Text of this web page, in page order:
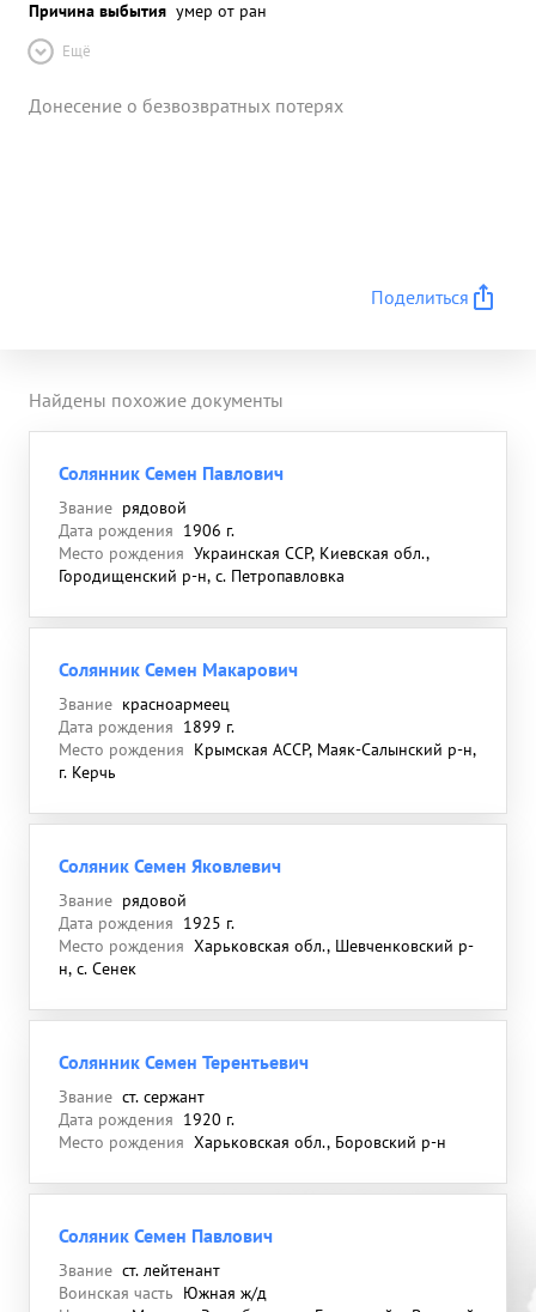
Причина выбытия умер от ран
Ещё
Донесение о безвозвратных потерях
Поделиться
Найдены похожие документы
Солянник Семен Павлович
Звание рядовой
Дата рождения 1906 г.
Место рождения Украинская ССР, Киевская обл.,
Городищенский р-н, с. Петропавловка
Солянник Семен Макарович
Звание красноармеец
Дата рождения 1899 г.
Место рождения Крымская АССР, Маяк-Салынский р-н,
г. Керчь
Соляник Семен Яковлевич
Звание рядовой
Дата рождения 1925 г.
Место рождения Харьковская обл., Шевченковский р-
н, с. Сенек
Солянник Семен Терентьевич
Звание ст. сержант
Дата рождения 1920 г.
Место рождения Харьковская обл., Боровский р-н
Соляник Семен Павлович
Звание ст. лейтенант
Воинская часть Южная ж/д